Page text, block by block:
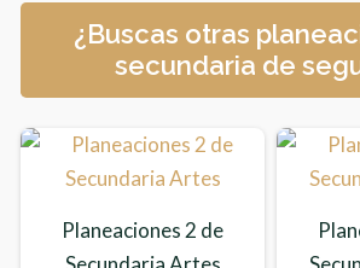
¿Buscas otras
secundaria de
Planeaciones 2 de